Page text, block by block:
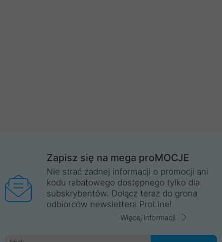
Zapisz się na mega proMOCJE
Nie strać żadnej informacji o promocji ani
kodu rabatowego dostępnego tylko dla
subskrybentów. Dołącz teraz do grona
odbiorców newslettera ProLine!
Więcej informacji